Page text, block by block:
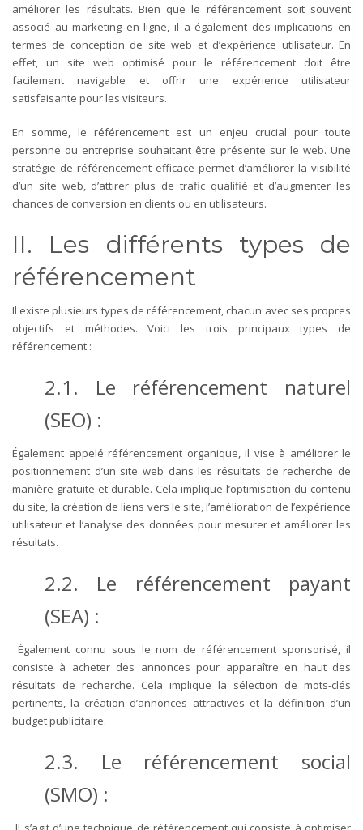
améliorer les résultats. Bien que le référencement soit souvent
associé au marketing en ligne, il a également des implications en
termes de conception de site web et d’expérience utilisateur. En
effet, un site web optimisé pour le référencement doit être
facilement navigable et offrir une expérience utilisateur
satisfaisante pour les visiteurs.
En somme, le référencement est un enjeu crucial pour toute
personne ou entreprise souhaitant être présente sur le web. Une
stratégie de référencement efficace permet d’améliorer la visibilité
d’un site web, d’attirer plus de trafic qualifié et d’augmenter les
chances de conversion en clients ou en utilisateurs.
II. Les différents types de
référencement
Il existe plusieurs types de référencement, chacun avec ses propres
objectifs et méthodes. Voici les trois principaux types de
référencement :
2.1. Le référencement naturel
(SEO) :
Également appelé référencement organique, il vise à améliorer le
positionnement d’un site web dans les résultats de recherche de
manière gratuite et durable. Cela implique l’optimisation du contenu
du site, la création de liens vers le site, l’amélioration de l’expérience
utilisateur et l’analyse des données pour mesurer et améliorer les
résultats.
2.2. Le référencement payant
(SEA) :
Également connu sous le nom de référencement sponsorisé, il
consiste à acheter des annonces pour apparaître en haut des
résultats de recherche. Cela implique la sélection de mots-clés
pertinents, la création d’annonces attractives et la définition d’un
budget publicitaire.
2.3. Le référencement social
(SMO) :